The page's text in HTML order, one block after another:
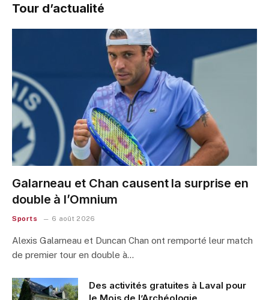
Tour d’actualité
Galarneau et Chan causent la surprise en
double à l’Omnium
Sports 6 août 2026
Alexis Galarneau et Duncan Chan ont remporté leur match
de premier tour en double à…
Des activités gratuites à Laval pour